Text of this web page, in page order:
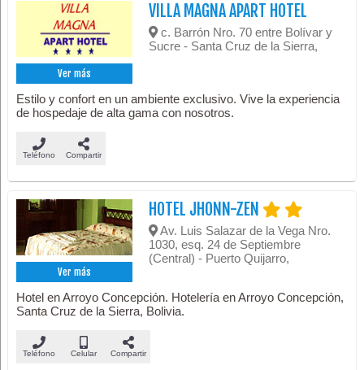
Ver más
VILLA MAGNA APART HOTEL
c. Barrón Nro. 70 entre Bolívar y
Sucre - Santa Cruz de la Sierra,
Estilo y confort en un ambiente exclusivo. Vive la experiencia
de hospedaje de alta gama con nosotros.
Teléfono Compartir
Ver más
HOTEL JHONN-ZEN
Av. Luis Salazar de la Vega Nro.
1030, esq. 24 de Septiembre
(Central) - Puerto Quijarro,
Hotel en Arroyo Concepción. Hotelería en Arroyo Concepción,
Santa Cruz de la Sierra, Bolivia.
Teléfono Celular Compartir